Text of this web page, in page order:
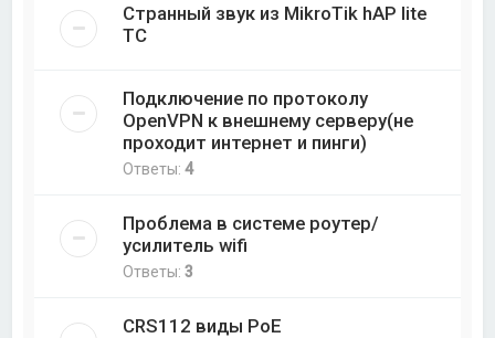
Странный звук из MikroTik hAP lite
TC
Подключение по протоколу
OpenVPN к внешнему серверу(не
проходит интернет и пинги)
Ответы:4
Проблема в системе роутер/
усилитель wifi
Ответы:3
CRS112 виды PoE